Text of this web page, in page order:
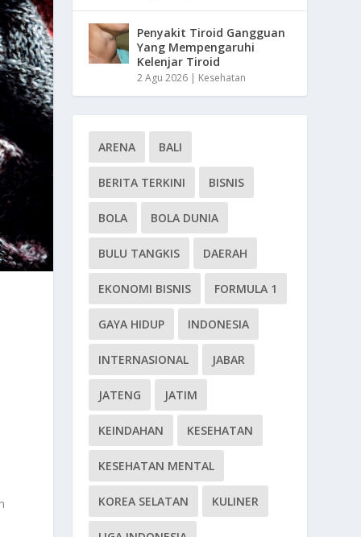
Penyakit Tiroid Gangguan
Yang Mempengaruhi
Kelenjar Tiroid
2 Agu 2026 | Kesehatan
ARENA BALI
BERITA TERKINI BISNIS
BOLA BOLA DUNIA
BULU TANGKIS DAERAH
EKONOMI BISNIS FORMULA 1
GAYA HIDUP INDONESIA
INTERNASIONAL JABAR
JATENG JATIM
KEINDAHAN KESEHATAN
KESEHATAN MENTAL
KOREA SELATAN KULINER